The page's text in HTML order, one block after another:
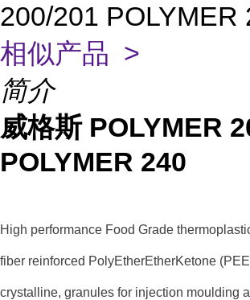
200/201 POLYMER
相似产品 >
简介
威格斯 POLYMER
POLYMER 240
High performance Food Grade
fiber reinforced PolyEtherEtherKetone
crystalline, granules for injection moulding